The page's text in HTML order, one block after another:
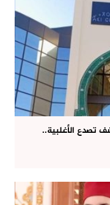
تصدع الأغلبية..